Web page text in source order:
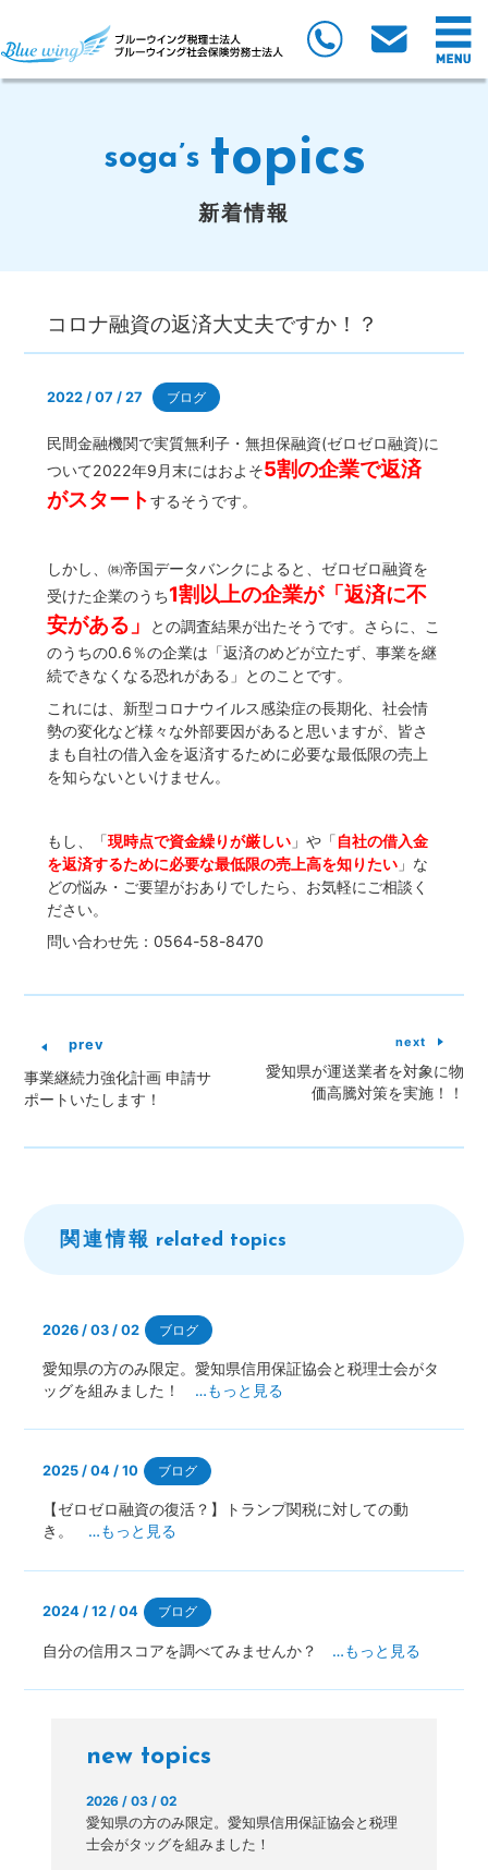
soga’s topics
新着情報
コロナ融資の返済大丈夫ですか！？
2022 / 07 / 27 ブログ
民間金融機関で実質無利子・無担保融資(ゼロゼロ融資)に
ついて2022年9月末にはおよそ5割の企業で返済
がスタートするそうです。
しかし、㈱帝国データバンクによると、ゼロゼロ融資を
受けた企業のうち1割以上の企業が「返済に不
安がある」
との調査結果が出たそうです。さらに、こ
のうちの0.6％の企業は「返済のめどが立たず、事業を継
続できなくなる恐れがある」とのことです。
これには、新型コロナウイルス感染症の長期化、社会情
勢の変化など様々な外部要因があると思いますが、皆さ
まも自社の借入金を返済するために必要な最低限の売上
を知らないといけません。
もし、「現時点で資金繰りが厳しい」や「自社の借入金
を返済するために必要な最低限の売上高を知りたい」な
どの悩み・ご要望がおありでしたら、お気軽にご相談く
ださい。
問い合わせ先：0564-58-8470
prev
事業継続力強化計画 申請サ
ポートいたします！
next
愛知県が運送業者を対象に物
価高騰対策を実施！！
関連情報 related topics
2026 / 03 / 02 ブログ
愛知県の方のみ限定。愛知県信用保証協会と税理士会がタ
ッグを組みました！ …もっと見る
2025 / 04 / 10 ブログ
【ゼロゼロ融資の復活？】トランプ関税に対しての動
き。 …もっと見る
2024 / 12 / 04 ブログ
自分の信用スコアを調べてみませんか？ …もっと見る
new topics
2026 / 03 / 02
愛知県の方のみ限定。愛知県信用保証協会と税理
士会がタッグを組みました！